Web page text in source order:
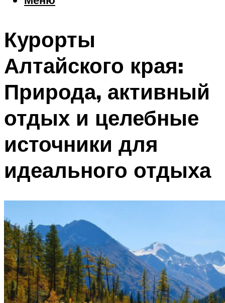
Шоппинг
Что посетить
Меню
Курорты
Алтайского края:
Природа, активный
отдых и целебные
источники для
идеального отдыха